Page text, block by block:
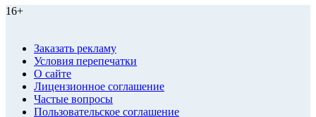
16+
Заказать рекламу
Условия перепечатки
О сайте
Лицензионное соглашение
Частые вопросы
Пользовательское соглашение